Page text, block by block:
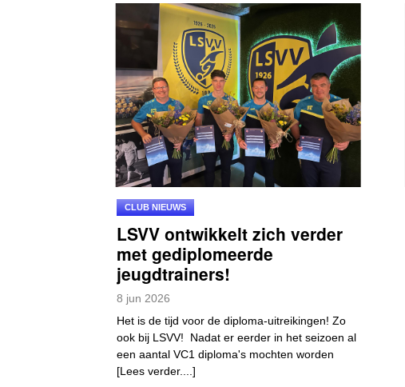
CLUB NIEUWS
LSVV ontwikkelt zich verder
met gediplomeerde
jeugdtrainers!
8 jun 2026
Het is de tijd voor de diploma-uitreikingen! Zo
ook bij LSVV! Nadat er eerder in het seizoen al
een aantal VC1 diploma's mochten worden
[Lees verder....]